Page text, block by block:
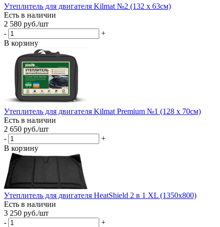
Утеплитель для двигателя Kilmat №2 (132 x 63см)
Есть в наличии
2 580 руб./шт
-
+
В корзину
Утеплитель для двигателя Kilmat Premium №1 (128 х 70см)
Есть в наличии
2 650 руб./шт
-
+
В корзину
Утеплитель для двигателя HeatShield 2 в 1 XL (1350х800)
Есть в наличии
3 250 руб./шт
-
+